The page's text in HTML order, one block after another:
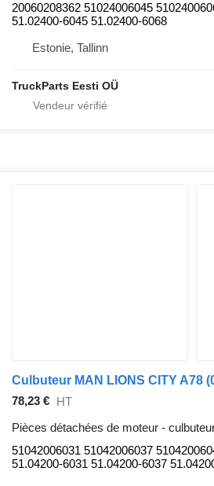
20060208362 51024006045
51.02400-6045 51.02400-6068
Estonie, Tallinn
TruckParts Eesti OÜ
78,23 €
HT
Pièces détachées de moteur -
51042006031 51042006037
51.04200-6031 51.04200-6037